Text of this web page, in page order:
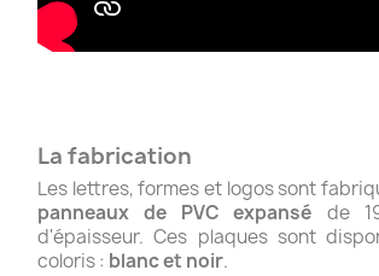
La fabrication
Les lettres, formes et logos sont
panneaux de PVC expansé de
d'épaisseur. Ces plaques sont
coloris : blanc et noir.